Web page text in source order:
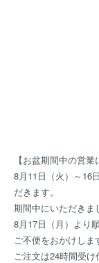
【お盆期間中の営業
8月11日（火）～16
だきます。
期間中にいただきま
8月17日（月）より
ご不便をおかけしま
ご注文は24時間受け